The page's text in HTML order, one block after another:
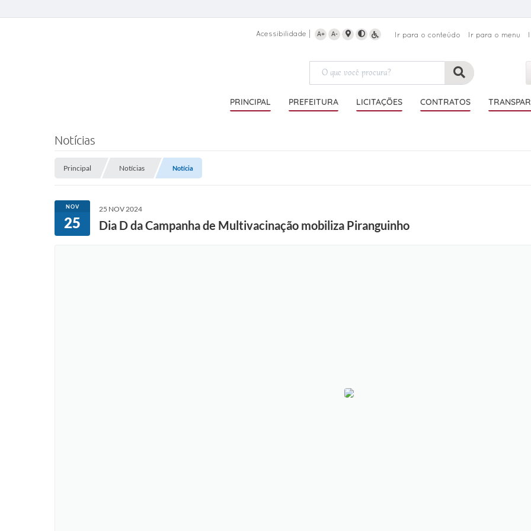
Acessibilidade A+ A- Ir para o conteúdo Ir para o menu
PRINCIPAL PREFEITURA LICITAÇÕES CONTRATOS
Notícias
Principal Notícias Notícia
NOV
25
25 NOV 2024
Dia D da Campanha de Multivacinação mobiliza Piranguinho